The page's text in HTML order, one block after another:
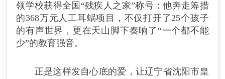
领学校获得全国“残疾人之家”称号；他奔走筹措
的368万元人工耳蜗项目，不仅打开了25个孩子
的有声世界，更在天山脚下奏响了“一个都不能
少”的教育强音。
正是这样发自心底的爱，让辽宁省沈阳市皇